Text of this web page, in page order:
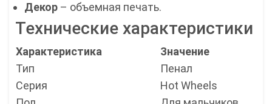
Декор – объемная печать.
Технические характеристики
Характеристика
Значение
Тип
Пенал
Серия
Hot Wheels